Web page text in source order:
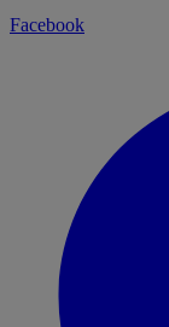
Facebook